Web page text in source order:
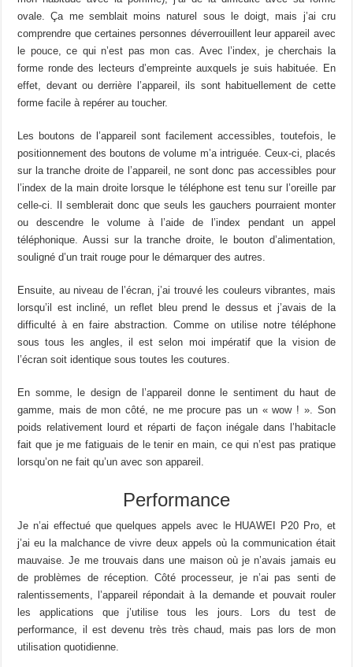
ovale. Ça me semblait moins naturel sous le doigt, mais j’ai cru
comprendre que certaines personnes déverrouillent leur appareil avec
le pouce, ce qui n’est pas mon cas. Avec l’index, je cherchais la
forme ronde des lecteurs d’empreinte auxquels je suis habituée. En
effet, devant ou derrière l’appareil, ils sont habituellement de cette
forme facile à repérer au toucher.
Les boutons de l’appareil sont facilement accessibles, toutefois, le
positionnement des boutons de volume m’a intriguée. Ceux-ci, placés
sur la tranche droite de l’appareil, ne sont donc pas accessibles pour
l’index de la main droite lorsque le téléphone est tenu sur l’oreille par
celle-ci. Il semblerait donc que seuls les gauchers pourraient monter
ou descendre le volume à l’aide de l’index pendant un appel
téléphonique. Aussi sur la tranche droite, le bouton d’alimentation,
souligné d’un trait rouge pour le démarquer des autres.
Ensuite, au niveau de l’écran, j’ai trouvé les couleurs vibrantes, mais
lorsqu’il est incliné, un reflet bleu prend le dessus et j’avais de la
difficulté à en faire abstraction. Comme on utilise notre téléphone
sous tous les angles, il est selon moi impératif que la vision de
l’écran soit identique sous toutes les coutures.
En somme, le design de l’appareil donne le sentiment du haut de
gamme, mais de mon côté, ne me procure pas un « wow ! ». Son
poids relativement lourd et réparti de façon inégale dans l’habitacle
fait que je me fatiguais de le tenir en main, ce qui n’est pas pratique
lorsqu’on ne fait qu’un avec son appareil.
Performance
Je n’ai effectué que quelques appels avec le HUAWEI P20 Pro, et
j’ai eu la malchance de vivre deux appels où la communication était
mauvaise. Je me trouvais dans une maison où je n’avais jamais eu
de problèmes de réception. Côté processeur, je n’ai pas senti de
ralentissements, l’appareil répondait à la demande et pouvait rouler
les applications que j’utilise tous les jours. Lors du test de
performance, il est devenu très très chaud, mais pas lors de mon
utilisation quotidienne.